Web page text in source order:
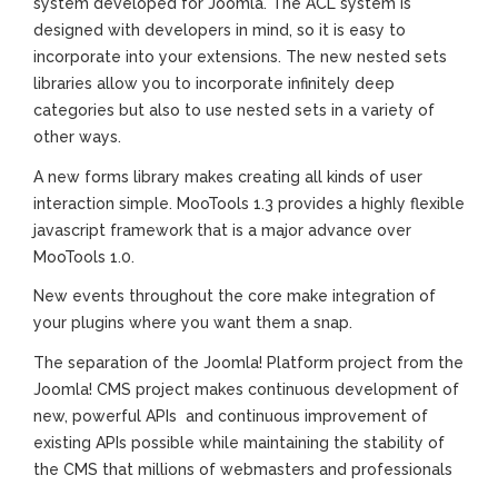
system developed for Joomla. The ACL system is
designed with developers in mind, so it is easy to
incorporate into your extensions. The new nested sets
libraries allow you to incorporate infinitely deep
categories but also to use nested sets in a variety of
other ways.
A new forms library makes creating all kinds of user
interaction simple. MooTools 1.3 provides a highly flexible
javascript framework that is a major advance over
MooTools 1.0.
New events throughout the core make integration of
your plugins where you want them a snap.
The separation of the Joomla! Platform project from the
Joomla! CMS project makes continuous development of
new, powerful APIs and continuous improvement of
existing APIs possible while maintaining the stability of
the CMS that millions of webmasters and professionals